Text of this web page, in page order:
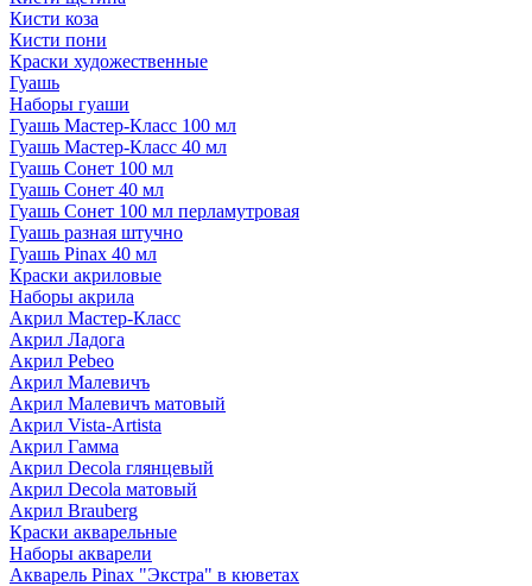
Кисти коза
Кисти пони
Краски художественные
Гуашь
Наборы гуаши
Гуашь Мастер-Класс 100 мл
Гуашь Мастер-Класс 40 мл
Гуашь Сонет 100 мл
Гуашь Сонет 40 мл
Гуашь Сонет 100 мл перламутровая
Гуашь разная штучно
Гуашь Pinax 40 мл
Краски акриловые
Наборы акрила
Акрил Мастер-Класс
Акрил Ладога
Акрил Pebeo
Акрил Малевичъ
Акрил Малевичъ матовый
Акрил Vista-Artista
Акрил Гамма
Акрил Decola глянцевый
Акрил Decola матовый
Акрил Brauberg
Краски акварельные
Наборы акварели
Акварель Pinax "Экстра" в кюветах